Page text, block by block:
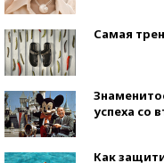
Самая
успеха со
Как